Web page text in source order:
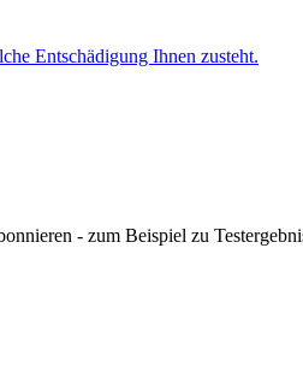
Entschädigung Ihnen zusteht.
- zum Beispiel zu